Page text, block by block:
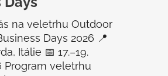
na veletrhu Outdoor
Days 2026 📍
Itálie 📅 17.–19.
Program veletrhu